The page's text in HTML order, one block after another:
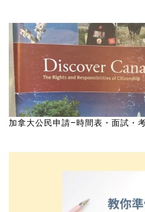
加拿大公民申請–時間表・面試・